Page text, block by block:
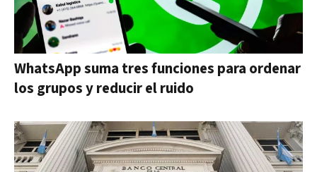
WhatsApp suma tres funciones para ordenar
los grupos y reducir el ruido